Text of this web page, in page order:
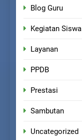
Blog Guru
Kegiatan Siswa
Layanan
PPDB
Prestasi
Sambutan
Uncategorized